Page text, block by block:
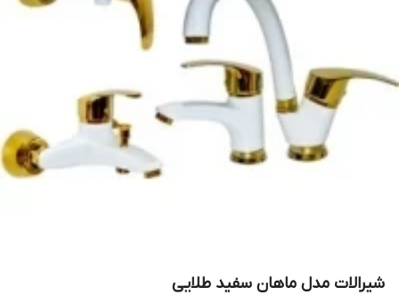
شیرالات مدل ماهان سفید طلایی